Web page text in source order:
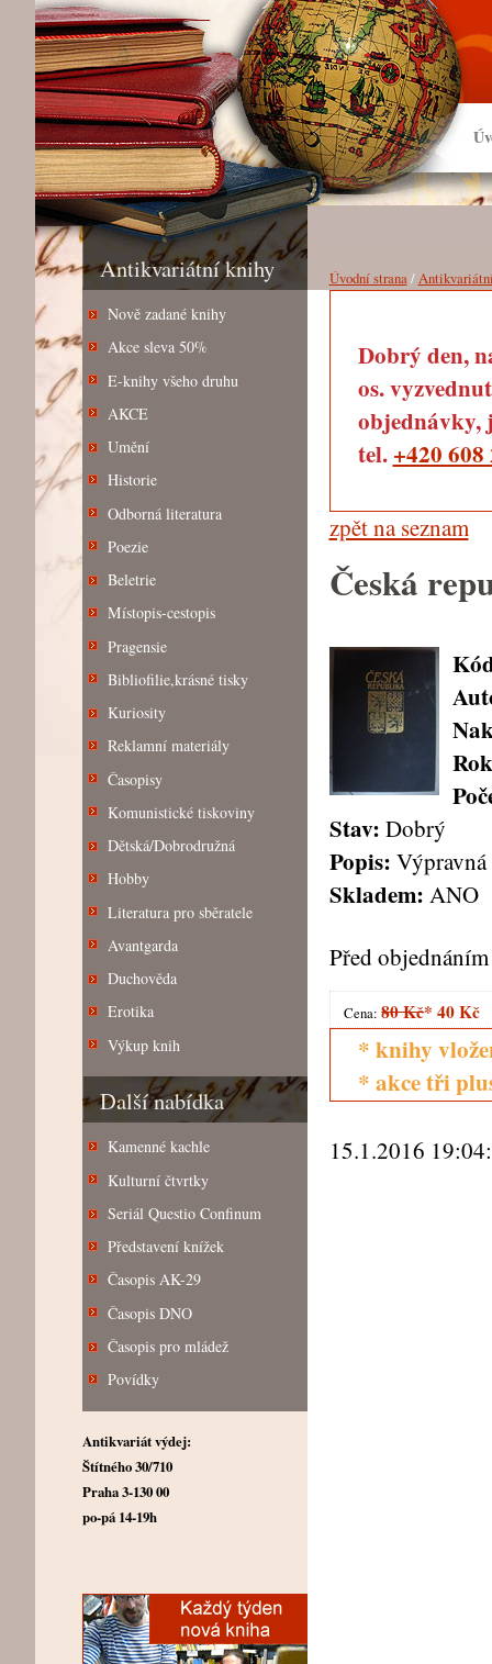
Antikvariátní knihy
Nově zadané knihy
Akce sleva 50%
E-knihy všeho druhu
AKCE
Umění
Historie
Odborná literatura
Poezie
Beletrie
Místopis-cestopis
Pragensie
Bibliofilie,krásné tisky
Kuriosity
Reklamní materiály
Časopisy
Komunistické tiskoviny
Dětská/Dobrodružná
Hobby
Literatura pro sběratele
Avantgarda
Duchověda
Erotika
Výkup knih
Další nabídka
Kamenné kachle
Kulturní čtvrtky
Seriál Questio Confinum
Představení knížek
Časopis AK-29
Časopis DNO
Časopis pro mládež
Povídky
Antikvariát výdej:
Štítného 30/710
Praha 3-130 00
po-pá 14-19h
Úvodní strana/
Dobrý den,
os.
objednávky,
tel. +420 608
zpět na seznam
Česká
Stav: Dobrý
Popis:
Skladem: ANO
Před
Cena:80 Kč* 40 Kč
* knihy
* akce tři
15.1.2016